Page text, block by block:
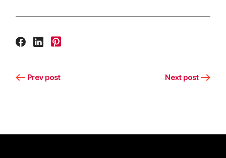
Prev post Next post